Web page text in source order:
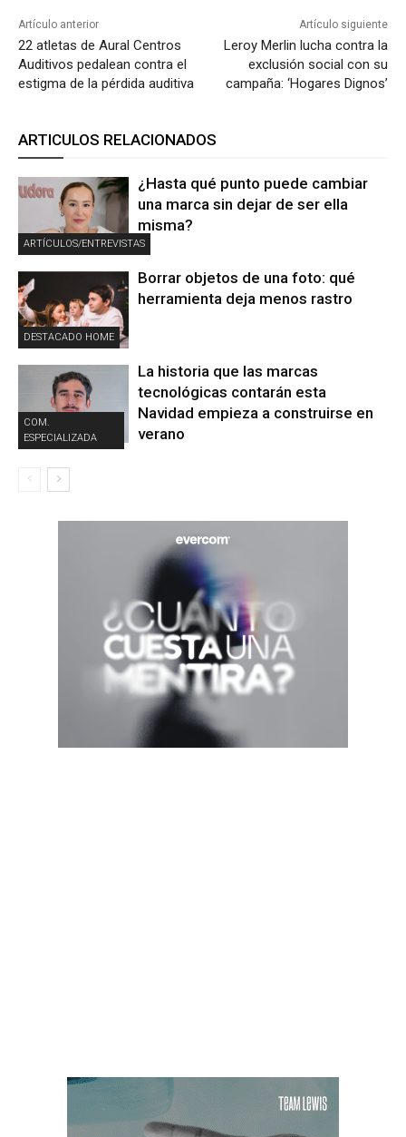
Artículo anterior
22 atletas de Aural Centros
Auditivos pedalean contra el
estigma de la pérdida auditiva
Artículo siguiente
Leroy Merlin lucha contra la
exclusión social con su
campaña: ‘Hogares Dignos’
ARTICULOS RELACIONADOS
ARTÍCULOS/ENTREVISTAS
¿Hasta qué punto puede cambiar
una marca sin dejar de ser ella
misma?
DESTACADO HOME
Borrar objetos de una foto: qué
herramienta deja menos rastro
COM.
ESPECIALIZADA
La historia que las marcas
tecnológicas contarán esta
Navidad empieza a construirse en
verano